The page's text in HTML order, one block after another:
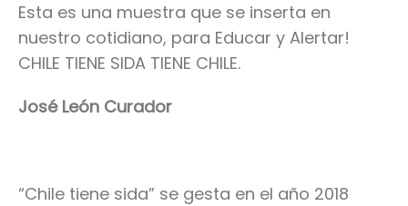
Esta es una muestra que se inserta en
nuestro cotidiano, para Educar y Alertar!
CHILE TIENE SIDA TIENE CHILE.
José León Curador
“Chile tiene sida” se gesta en el año 2018